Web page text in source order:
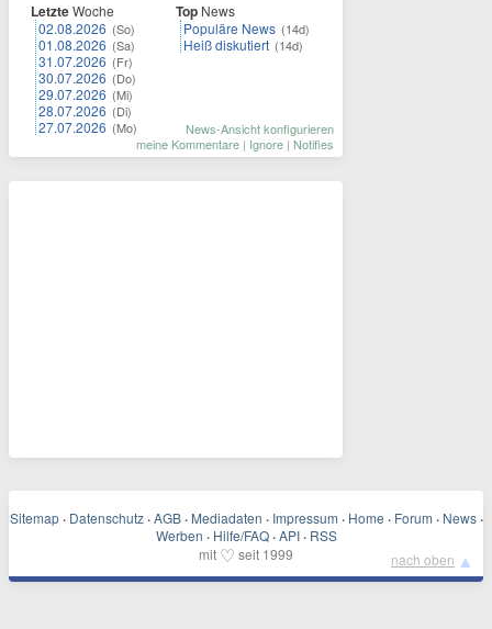
LetzteWoche
02.08.2026 (So)
01.08.2026 (Sa)
31.07.2026 (Fr)
30.07.2026 (Do)
29.07.2026 (Mi)
28.07.2026 (Di)
27.07.2026 (Mo)
Top News
Populäre News (14d)
Heiß diskutiert (14d)
News-Ansicht konfigurieren
meine Kommentare | Ignore | Notifies
Sitemap · Datenschutz · AGB · Mediadaten · Impressum · Home · Forum · News ·
Werben · Hilfe/FAQ · API · RSS
mit ♡ seit 1999 nach oben ▲